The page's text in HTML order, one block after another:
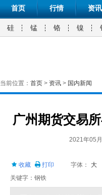
首页 行情 资讯
硅 锰 铬 镍
当前位置： 首页 > 资讯 > 国内新闻
广州期货交易
2021年05
收藏 打印 字体： 大
关键字：钢铁